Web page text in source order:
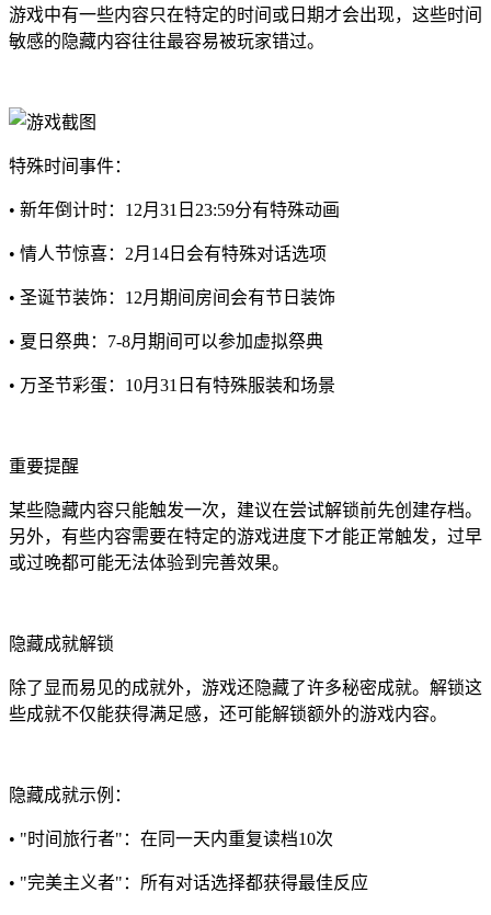
游戏中有一些内容只在特定的时间或日期才会出现，这些时间
敏感的隐藏内容往往最容易被玩家错过。
特殊时间事件：
• 新年倒计时：12月31日23:59分有特殊动画
• 情人节惊喜：2月14日会有特殊对话选项
• 圣诞节装饰：12月期间房间会有节日装饰
• 夏日祭典：7-8月期间可以参加虚拟祭典
• 万圣节彩蛋：10月31日有特殊服装和场景
重要提醒
某些隐藏内容只能触发一次，建议在尝试解锁前先创建存档。
另外，有些内容需要在特定的游戏进度下才能正常触发，过早
或过晚都可能无法体验到完善效果。
隐藏成就解锁
除了显而易见的成就外，游戏还隐藏了许多秘密成就。解锁这
些成就不仅能获得满足感，还可能解锁额外的游戏内容。
隐藏成就示例：
• "时间旅行者"：在同一天内重复读档10次
• "完美主义者"：所有对话选择都获得最佳反应